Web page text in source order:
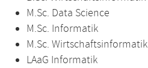
M.Sc. Data Science
M.Sc. Informatik
M.Sc. Wirtschaftsinformatik
LAaG Informatik